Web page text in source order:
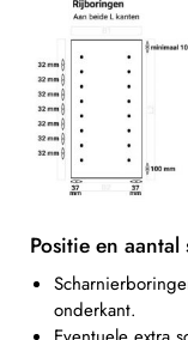
Positie en
onderkant.